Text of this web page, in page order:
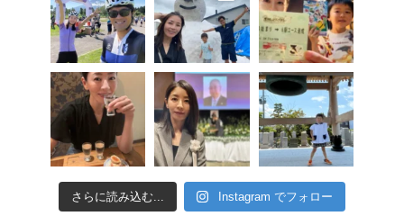
さらに読み込む... Instagram でフォロー